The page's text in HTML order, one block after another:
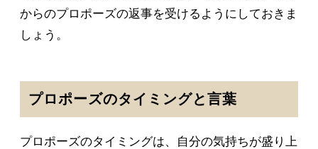
からのプロポーズの返事を受けるようにしておきま
しょう。
プロポーズのタイミングと言葉
プロポーズのタイミングは、自分の気持ちが盛り上